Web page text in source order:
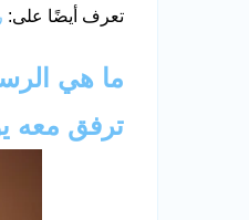
تعرف أيضًا على:
ما هي
ترفق معه